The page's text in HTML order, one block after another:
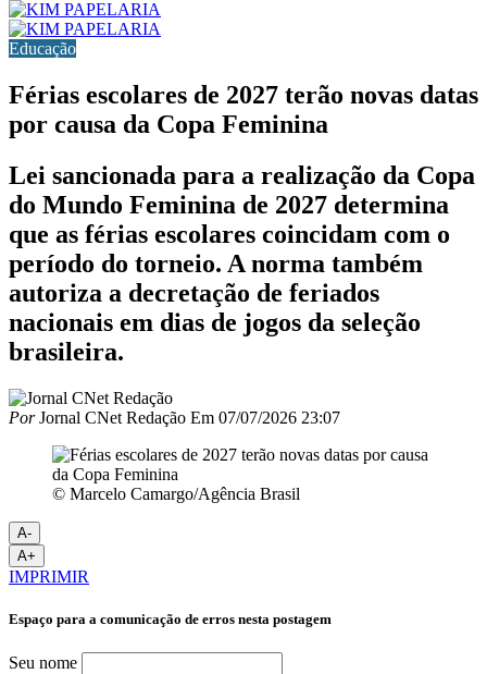
Educação
Férias escolares de 2027 terão novas datas
por causa da Copa Feminina
Lei sancionada para a realização da Copa
do Mundo Feminina de 2027 determina
que as férias escolares coincidam com o
período do torneio. A norma também
autoriza a decretação de feriados
nacionais em dias de jogos da seleção
brasileira.
PorJornal CNet Redação Em 07/07/2026 23:07
© Marcelo Camargo/Agência Brasil
A-
A+
IMPRIMIR
Espaço para a comunicação de erros nesta postagem
Seu nome